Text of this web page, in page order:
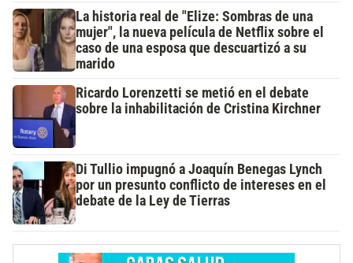
La historia real de "Elize: Sombras de una
mujer", la nueva película de Netflix sobre el
caso de una esposa que descuartizó a su
marido
Ricardo Lorenzetti se metió en el debate
sobre la inhabilitación de Cristina Kirchner
Di Tullio impugnó a Joaquín Benegas Lynch
por un presunto conflicto de intereses en el
debate de la Ley de Tierras